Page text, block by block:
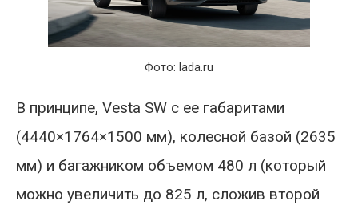
Фото: lada.ru
В принципе, Vesta SW с ее габаритами
(4440×1764×1500 мм), колесной базой (2635
мм) и багажником объемом 480 л (который
можно увеличить до 825 л, сложив второй